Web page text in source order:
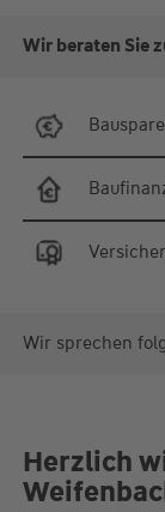
Wir beraten Sie
Wir sprechen
Herzlich